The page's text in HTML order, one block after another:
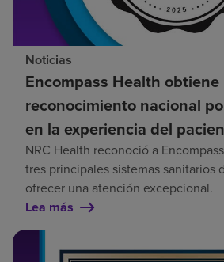
Noticias
Encompass Health obtiene
reconocimiento nacional
en la experiencia del
NRC Health reconoció a
tres principales sistemas sanitarios
ofrecer una atención excepcional.
Lea más